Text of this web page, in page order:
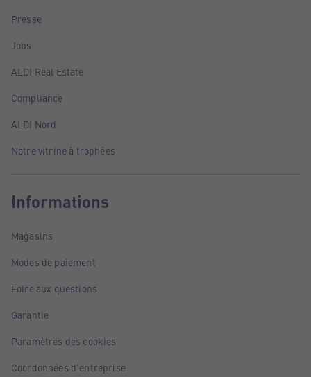
Presse
Jobs
ALDI Real Estate
Compliance
ALDI Nord
Notre vitrine à trophées
Informations
Magasins
Modes de paiement
Foire aux questions
Garantie
Paramètres des cookies
Coordonnées d'entreprise